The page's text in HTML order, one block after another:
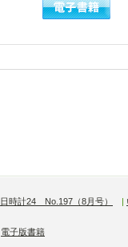
日時計24 No.197（8月号） |
電子版書籍